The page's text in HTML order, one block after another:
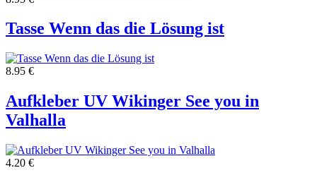
Tasse Wenn das die Lösung ist
8.95 €
Aufkleber UV Wikinger See you in
Valhalla
4.20 €